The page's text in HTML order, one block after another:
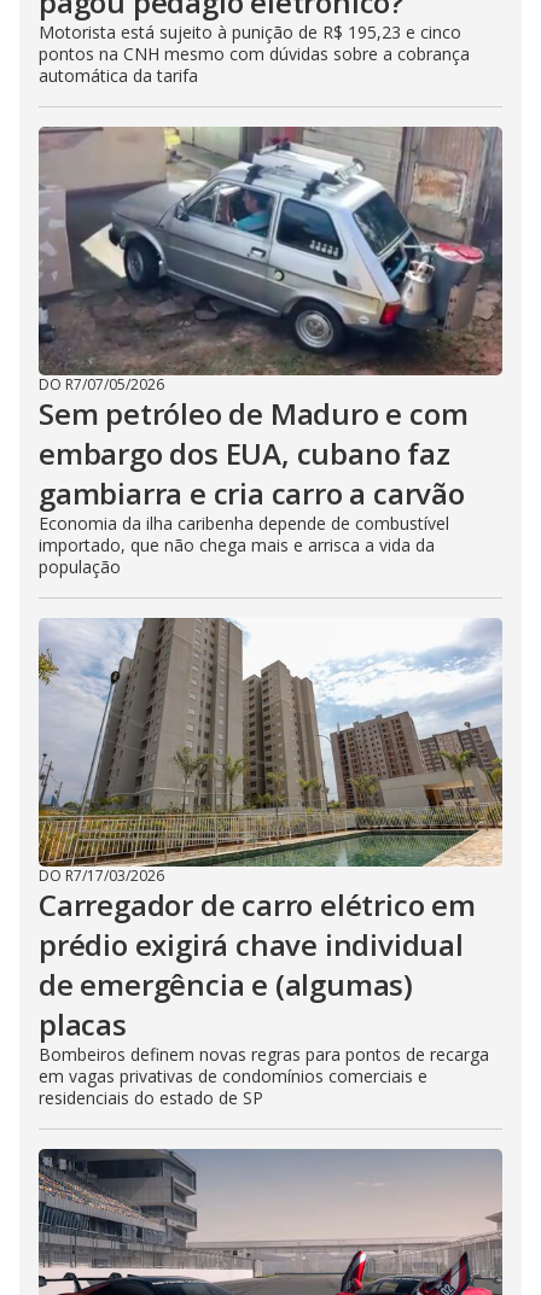
Motorista está sujeito à punição de R$ 195,23 e cinco
pontos na CNH mesmo com dúvidas sobre a cobrança
automática da tarifa
DO R7/07/05/2026
Sem petróleo de Maduro e com
embargo dos EUA, cubano faz
gambiarra e cria carro a carvão
Economia da ilha caribenha depende de combustível
importado, que não chega mais e arrisca a vida da
população
DO R7/17/03/2026
Carregador de carro elétrico em
prédio exigirá chave individual
de emergência e (algumas)
placas
Bombeiros definem novas regras para pontos de recarga
em vagas privativas de condomínios comerciais e
residenciais do estado de SP